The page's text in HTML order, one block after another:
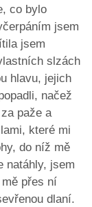
co bylo
jsem
jsem
slzách
hlavu, jejich
načež
paže a
které mi
do níž mě
natáhly, jsem
přes ní
dlaní.